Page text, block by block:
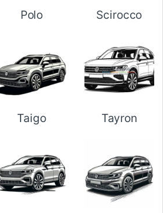
Polo Scirocco
Taigo Tayron